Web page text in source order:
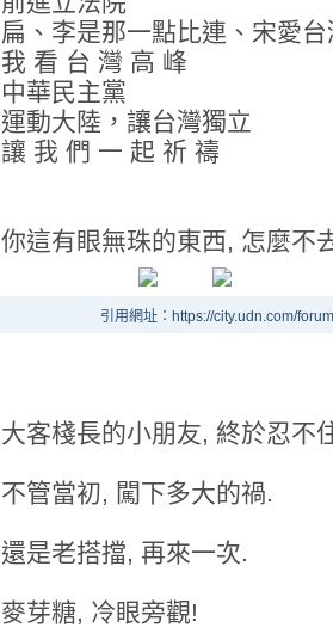
扁、李是那一點比連、宋愛台
我 看 台 灣 高 峰
中華民主黨
運動大陸，讓台灣獨立
讓 我 們 一 起 祈 禱
你這有眼無珠的東西, 怎麼不
引用網址：https://city.udn.com/
大客棧長的小朋友, 終於忍不
不管當初, 闖下多大的禍.
還是老搭擋, 再來一次.
麥芽糖, 冷眼旁觀!